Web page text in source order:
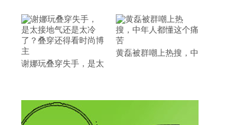
谢娜玩叠穿失手，是太
黄磊被群嘲上热搜，中